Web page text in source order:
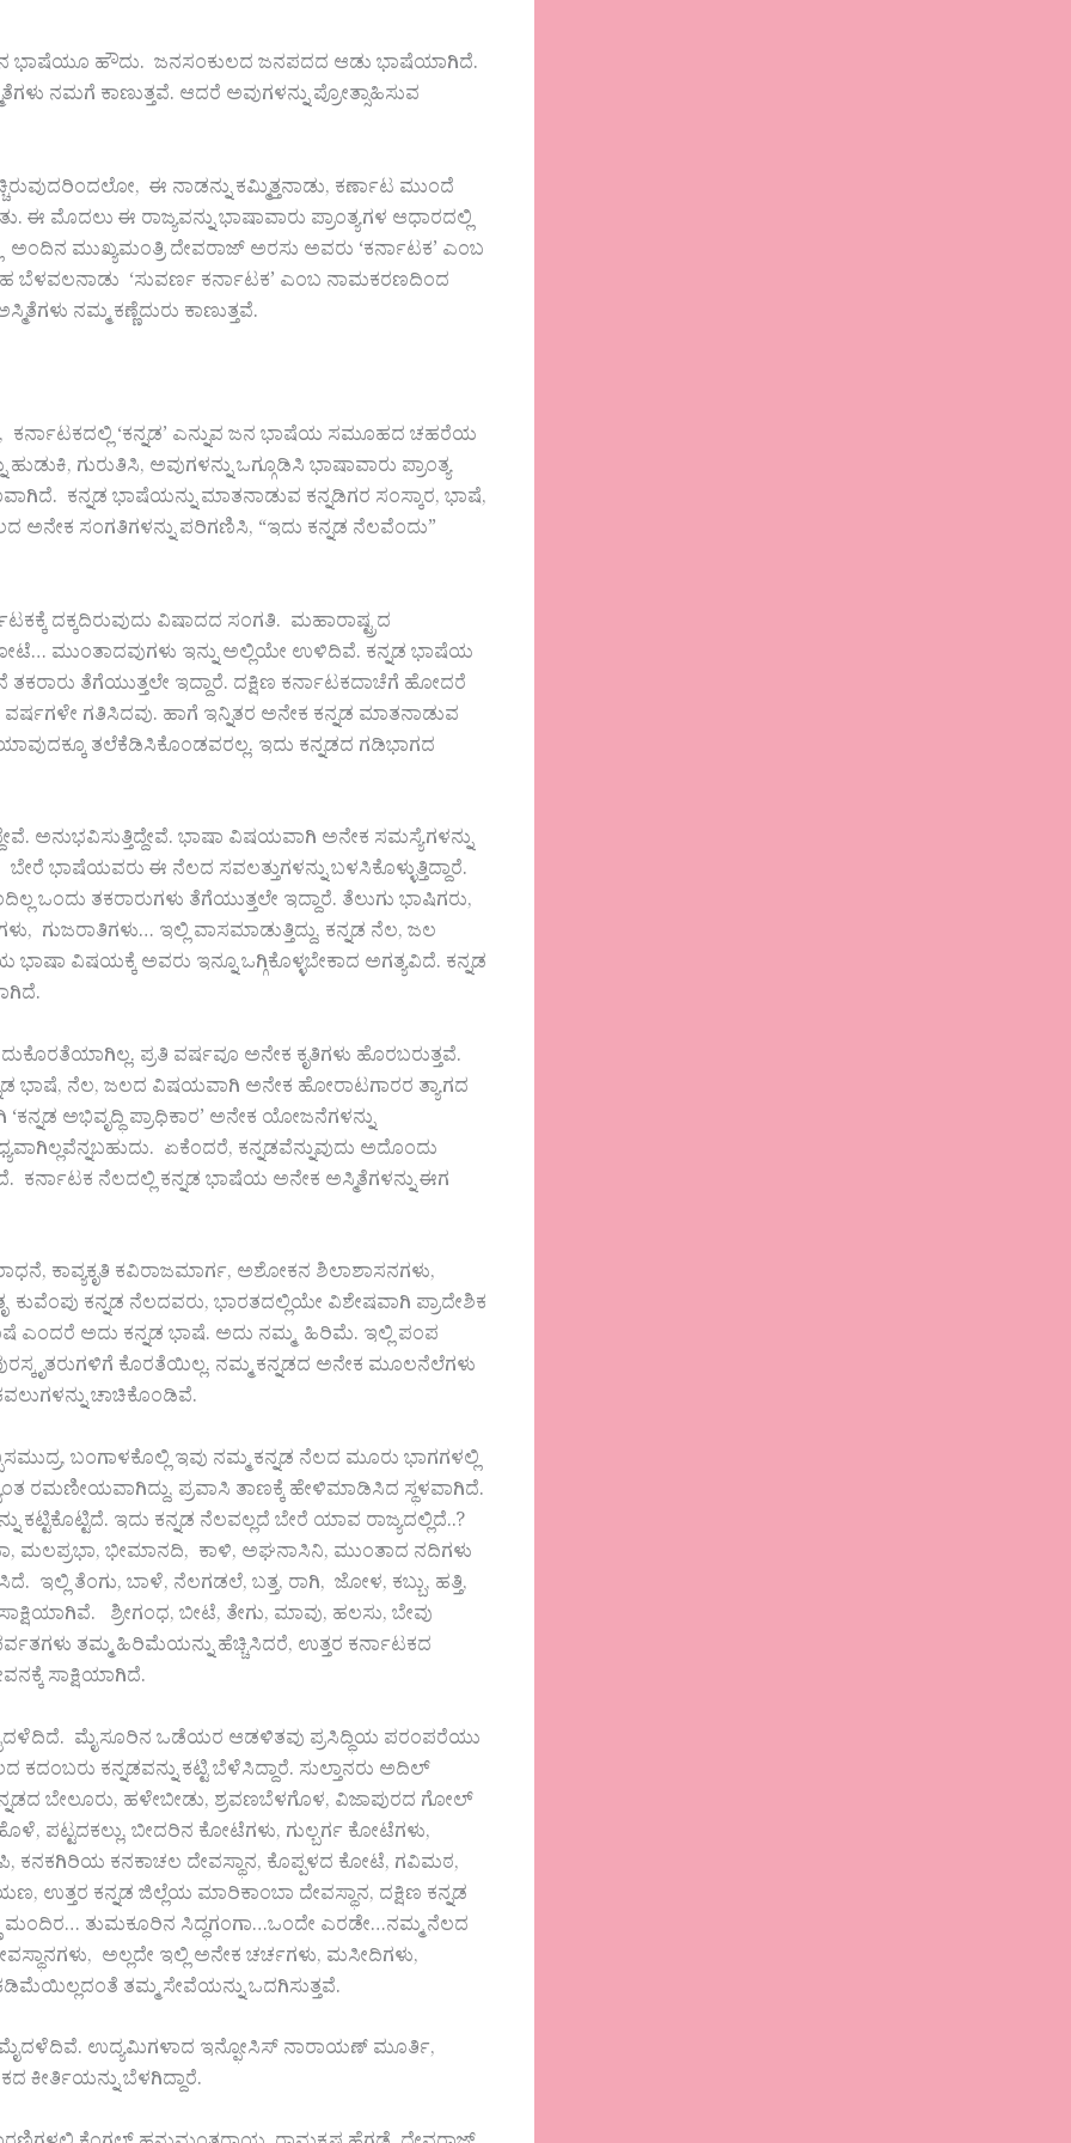
ಭಾಷೆಯೂ ಹೌದು. ಜನಸಂಕುಲದ ಜನಪದದ ಆಡು ಭಾಷೆಯಾಗಿದೆ.
ನಮಗೆ ಕಾಣುತ್ತವೆ. ಆದರೆ ಅವುಗಳನ್ನು ಪ್ರೋತ್ಸಾಹಿಸುವ
ಈ ನಾಡನ್ನು ಕಮ್ಮಿತ್ತನಾಡು, ಕರ್ಣಾಟ ಮುಂದೆ
ಈ ರಾಜ್ಯವನ್ನು ಭಾಷಾವಾರು ಪ್ರಾಂತ್ಯಗಳ ಆಧಾರದಲ್ಲಿ
ಅಂದಿನ ಮುಖ್ಯಮಂತ್ರಿ ದೇವರಾಜ್ ಅರಸು ಅವರು ‘ಕರ್ನಾಟಕ’ ಎಂಬ
ಬೆಳವಲನಾಡು ‘ಸುವರ್ಣ ಕರ್ನಾಟಕ’ ಎಂಬ ನಾಮಕರಣದಿಂದ
ನಮ್ಮ ಕಣ್ಣೆದುರು ಕಾಣುತ್ತವೆ.
‘ಕನ್ನಡ’ ಎನ್ನುವ ಜನ ಭಾಷೆಯ ಸಮೂಹದ ಚಹರೆಯ
ಗುರುತಿಸಿ, ಅವುಗಳನ್ನು ಒಗ್ಗೂಡಿಸಿ ಭಾಷಾವಾರು ಪ್ರಾಂತ್ಯ
ಕನ್ನಡ ಭಾಷೆಯನ್ನು ಮಾತನಾಡುವ ಕನ್ನಡಿಗರ ಸಂಸ್ಕಾರ, ಭಾಷೆ,
ಅನೇಕ ಸಂಗತಿಗಳನ್ನು ಪರಿಗಣಿಸಿ, “ಇದು ಕನ್ನಡ ನೆಲವೆಂದು”
ದಕ್ಕದಿರುವುದು ವಿಷಾದದ ಸಂಗತಿ. ಮಹಾರಾಷ್ಟ್ರದ
ಮುಂತಾದವುಗಳು ಇನ್ನು ಅಲ್ಲಿಯೇ ಉಳಿದಿವೆ. ಕನ್ನಡ ಭಾಷೆಯ
ತೆಗೆಯುತ್ತಲೇ ಇದ್ದಾರೆ. ದಕ್ಷಿಣ ಕರ್ನಾಟಕದಾಚೆಗೆ ಹೋದರೆ
ಗತಿಸಿದವು. ಹಾಗೆ ಇನ್ನಿತರ ಅನೇಕ ಕನ್ನಡ ಮಾತನಾಡುವ
ತಲೆಕೆಡಿಸಿಕೊಂಡವರಲ್ಲ. ಇದು ಕನ್ನಡದ ಗಡಿಭಾಗದ
ಅನುಭವಿಸುತ್ತಿದ್ದೇವೆ. ಭಾಷಾ ವಿಷಯವಾಗಿ ಅನೇಕ ಸಮಸ್ಯೆಗಳನ್ನು
ಭಾಷೆಯವರು ಈ ನೆಲದ ಸವಲತ್ತುಗಳನ್ನು ಬಳಸಿಕೊಳ್ಳುತ್ತಿದ್ದಾರೆ.
ತಕರಾರುಗಳು ತೆಗೆಯುತ್ತಲೇ ಇದ್ದಾರೆ. ತೆಲುಗು ಭಾಷಿಗರು,
ಗುಜರಾತಿಗಳು… ಇಲ್ಲಿ ವಾಸಮಾಡುತ್ತಿದ್ದು, ಕನ್ನಡ ನೆಲ, ಜಲ
ಭಾಷಾ ವಿಷಯಕ್ಕೆ ಅವರು ಇನ್ನೂ ಒಗ್ಗಿಕೊಳ್ಳಬೇಕಾದ ಅಗತ್ಯವಿದೆ. ಕನ್ನಡ
ಪ್ರತಿ ವರ್ಷವೂ ಅನೇಕ ಕೃತಿಗಳು ಹೊರಬರುತ್ತವೆ.
ಭಾಷೆ, ನೆಲ, ಜಲದ ವಿಷಯವಾಗಿ ಅನೇಕ ಹೋರಾಟಗಾರರ ತ್ಯಾಗದ
ಅಭಿವೃದ್ಧಿ ಪ್ರಾಧಿಕಾರ’ ಅನೇಕ ಯೋಜನೆಗಳನ್ನು
ಏಕೆಂದರೆ, ಕನ್ನಡವೆನ್ನುವುದು ಅದೊಂದು
ಕರ್ನಾಟಕ ನೆಲದಲ್ಲಿ ಕನ್ನಡ ಭಾಷೆಯ ಅನೇಕ ಅಸ್ಮಿತೆಗಳನ್ನು ಈಗ
ಕಾವ್ಯಕೃತಿ ಕವಿರಾಜಮಾರ್ಗ, ಅಶೋಕನ ಶಿಲಾಶಾಸನಗಳು,
ಕನ್ನಡ ನೆಲದವರು, ಭಾರತದಲ್ಲಿಯೇ ವಿಶೇಷವಾಗಿ ಪ್ರಾದೇಶಿಕ
ಎಂದರೆ ಅದು ಕನ್ನಡ ಭಾಷೆ. ಅದು ನಮ್ಮ ಹಿರಿಮೆ. ಇಲ್ಲಿ ಪಂಪ
ಪುರಸ್ಕೃತರುಗಳಿಗೆ ಕೊರತೆಯಿಲ್ಲ. ನಮ್ಮ ಕನ್ನಡದ ಅನೇಕ ಮೂಲನೆಲೆಗಳು
ಚಾಚಿಕೊಂಡಿವೆ.
ಬಂಗಾಳಕೊಲ್ಲಿ ಇವು ನಮ್ಮ ಕನ್ನಡ ನೆಲದ ಮೂರು ಭಾಗಗಳಲ್ಲಿ
ರಮಣೀಯವಾಗಿದ್ದು, ಪ್ರವಾಸಿ ತಾಣಕ್ಕೆ ಹೇಳಿಮಾಡಿಸಿದ ಸ್ಥಳವಾಗಿದೆ.
ಕಟ್ಟಿಕೊಟ್ಟಿದೆ. ಇದು ಕನ್ನಡ ನೆಲವಲ್ಲದೆ ಬೇರೆ ಯಾವ ರಾಜ್ಯದಲ್ಲಿದೆ..?
ಮಲಪ್ರಭಾ, ಭೀಮಾನದಿ, ಕಾಳಿ, ಅಘನಾಸಿನಿ, ಮುಂತಾದ ನದಿಗಳು
ಇಲ್ಲಿ ತೆಂಗು, ಬಾಳೆ, ನೆಲಗಡಲೆ, ಬತ್ತ, ರಾಗಿ, ಜೋಳ, ಕಬ್ಬು, ಹತ್ತಿ,
ಶ್ರೀಗಂಧ, ಬೀಟೆ, ತೇಗು, ಮಾವು, ಹಲಸು, ಬೇವು
ತಮ್ಮ ಹಿರಿಮೆಯನ್ನು ಹೆಚ್ಚಿಸಿದರೆ, ಉತ್ತರ ಕರ್ನಾಟಕದ
ಸಾಕ್ಷಿಯಾಗಿದೆ.
ಮೈಸೂರಿನ ಒಡೆಯರ ಆಡಳಿತವು ಪ್ರಸಿದ್ಧಿಯ ಪರಂಪರೆಯು
ಕನ್ನಡವನ್ನು ಕಟ್ಟಿ ಬೆಳೆಸಿದ್ದಾರೆ. ಸುಲ್ತಾನರು ಅದಿಲ್
ಬೇಲೂರು, ಹಳೇಬೀಡು, ಶ್ರವಣಬೆಳಗೊಳ, ವಿಜಾಪುರದ ಗೋಲ್
ಪಟ್ಟದಕಲ್ಲು, ಬೀದರಿನ ಕೋಟೆಗಳು, ಗುಲ್ಬರ್ಗ ಕೋಟೆಗಳು,
ಕನಕಗಿರಿಯ ಕನಕಾಚಲ ದೇವಸ್ಥಾನ, ಕೊಪ್ಪಳದ ಕೋಟೆ, ಗವಿಮಠ,
ಕನ್ನಡ ಜಿಲ್ಲೆಯ ಮಾರಿಕಾಂಬಾ ದೇವಸ್ಥಾನ, ದಕ್ಷಿಣ ಕನ್ನಡ
ಮಂದಿರ… ತುಮಕೂರಿನ ಸಿದ್ಧಗಂಗಾ…ಒಂದೇ ಎರಡೇ…ನಮ್ಮ ನೆಲದ
ಅಲ್ಲದೇ ಇಲ್ಲಿ ಅನೇಕ ಚರ್ಚಗಳು, ಮಸೀದಿಗಳು,
ತಮ್ಮ ಸೇವೆಯನ್ನು ಒದಗಿಸುತ್ತವೆ.
ಮೈದಳೆದಿವೆ. ಉದ್ಯಮಿಗಳಾದ ಇನ್ಫೋಸಿಸ್ ನಾರಾಯಣ್ ಮೂರ್ತಿ,
ಬೆಳಗಿದ್ದಾರೆ.